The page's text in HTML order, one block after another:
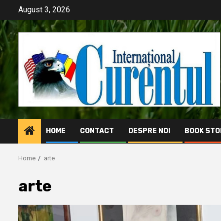
content
August 3, 2026
HOME CONTACT DESPRE NOI BOOK
Home arte
arte